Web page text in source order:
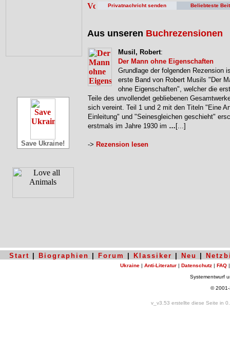
Save Ukraine!
Privatnachricht senden Beliebteste
Aus unseren Buchrezensionen
Musil, Robert:
Der Mann ohne Eigenschaften
Grundlage der folgenden Rezension
erste Band von Robert Musils "Der
ohne Eigenschaften", welcher die
Teile des unvollendet gebliebenen
sich vereint. Teil 1 und 2 mit den Titeln "Eine
Einleitung" und "Seinesgleichen geschieht"
erstmals im Jahre 1930 im … [...]
-> Rezension lesen
Start Biographien Forum Klassiker Neu
Ukraine | Anti-Literatur | Datenschutz | FAQ
Systementwurf
©
v_v3.53 erstellte diese Seite in